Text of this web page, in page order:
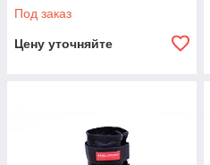
Под заказ
Цену уточняйте